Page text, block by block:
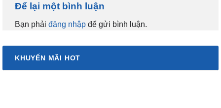
Để lại một bình luận
Bạn phải đăng nhập để gửi bình luận.
KHUYẾN MÃI HOT